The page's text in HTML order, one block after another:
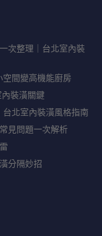
次整理｜台北室內裝
間變高機能廚房
裝潢關鍵
北室內裝潢風格指南
見問題一次解析
分隔妙招